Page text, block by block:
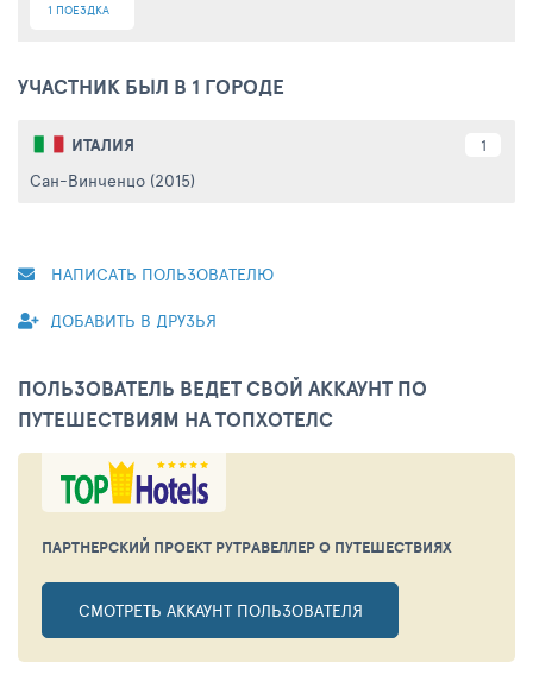
1 ПОЕЗДКА
УЧАСТНИК БЫЛ В 1 ГОРОДЕ
ИТАЛИЯ 1
Сан-Винченцо (2015)
НАПИСАТЬ ПОЛЬЗОВАТЕЛЮ
ДОБАВИТЬ В ДРУЗЬЯ
ПОЛЬЗОВАТЕЛЬ ВЕДЕТ СВОЙ АККАУНТ ПО
ПУТЕШЕСТВИЯМ НА ТОПХОТЕЛС
ПАРТНЕРСКИЙ ПРОЕКТ РУТРАВЕЛЛЕРО ПУТЕШЕСТВИЯХ
СМОТРЕТЬ АККАУНТ ПОЛЬЗОВАТЕЛЯ